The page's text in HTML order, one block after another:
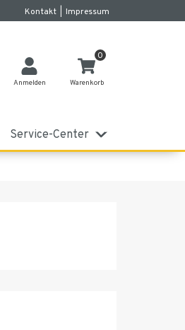
Kontakt Impressum
Anmelden
0
Warenkorb
Service-Center